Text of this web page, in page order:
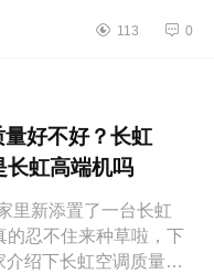
质量差吗 tcl空调值
113 0
好不好？长虹
长虹高端机吗
新添置了一台长虹
的忍不住来种草啦，下
介绍下长虹空调质量好